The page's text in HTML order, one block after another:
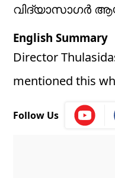
വിദ്യാസാഗർ
English Summary
Director
mentioned this
Follow Us